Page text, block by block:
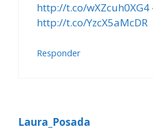
http://t.co/wXZcuh0XG4
http://t.co/YzcX5aMcDR
Responder
Laura_Posada